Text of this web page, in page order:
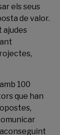
els seus
de valor.
ajudes
100
que han